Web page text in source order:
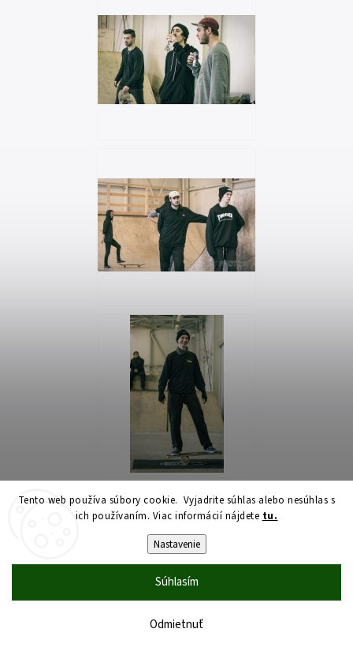
Tento web používa súbory cookie. Vyjadrite súhlas alebo nesúhlas s
ich používaním. Viac informácií nájdete tu.
Nastavenie
Odmietnuť
Súhlasím